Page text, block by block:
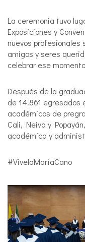
La ceremonia tuvo
Exposiciones y
nuevos profesionales
amigos y seres
celebrar ese
Después de la
de 14.861 egresados
académicos de
Cali, Neiva y
académica y
#VivelaMaríaCano